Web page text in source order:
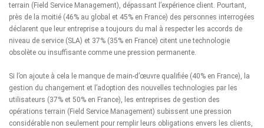
terrain (Field Service Management), dépassant l’expérience client. Pourtant,
près de la moitié (46% au global et 45% en France) des personnes interrogées
déclarent que leur entreprise a toujours du mal à respecter les accords de
niveau de service (SLA) et 37% (35% en France) citent une technologie
obsolète ou insuffisante comme une pression permanente.
Si l’on ajoute à cela le manque de main-d’œuvre qualifiée (40% en France), la
gestion du changement et l’adoption des nouvelles technologies par les
utilisateurs (37% et 50% en France), les entreprises de gestion des
opérations terrain (Field Service Management) subissent une pression
considérable non seulement pour remplir leurs obligations envers les clients,